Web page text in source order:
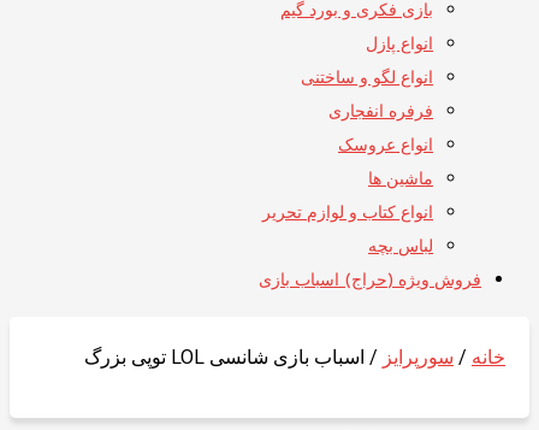
بازی فکری و بورد گیم
انواع پازل
انواع لگو و ساختنی
فرفره انفجاری
انواع عروسک
ماشین ها
انواع کتاب و لوازم تحریر
لباس بچه
فروش ویژه (حراج) اسباب بازی
خانه / سورپرایز / اسباب بازی شانسی LOL توپی بزرگ